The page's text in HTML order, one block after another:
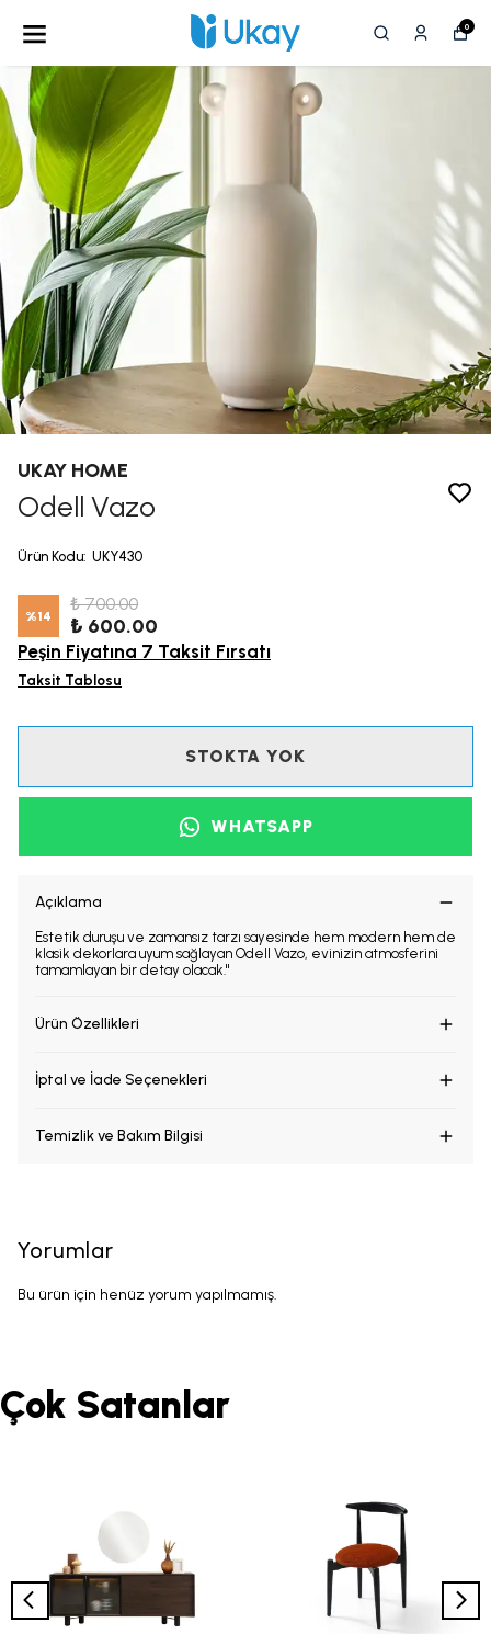
0
UKAY HOME
Odell Vazo
Ürün Kodu: UKY430
%14
₺ 700.00
₺ 600.00
Peşin Fiyatına 7 Taksit Fırsatı
Taksit Tablosu
STOKTA YOK
WHATSAPP
Açıklama
Estetik duruşu ve zamansız tarzı sayesinde hem modern hem de
klasik dekorlara uyum sağlayan Odell Vazo, evinizin atmosferini
tamamlayan bir detay olacak."
Ürün Özellikleri
İptal ve İade Seçenekleri
Temizlik ve Bakım Bilgisi
Yorumlar
Bu ürün için henüz yorum yapılmamış.
Çok Satanlar